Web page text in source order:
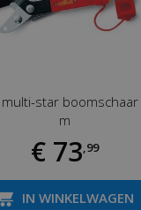
star boomschaar
m
€ 73,99
IN WINKELWAGEN